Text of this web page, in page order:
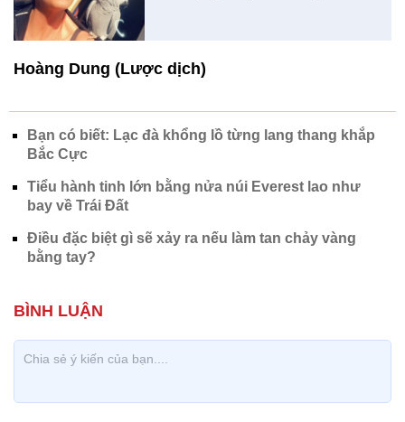
Hoàng Dung (Lược dịch)
Bạn có biết: Lạc đà khổng lồ từng lang thang khắp
Bắc Cực
Tiểu hành tinh lớn bằng nửa núi Everest lao như
bay về Trái Đất
Điều đặc biệt gì sẽ xảy ra nếu làm tan chảy vàng
bằng tay?